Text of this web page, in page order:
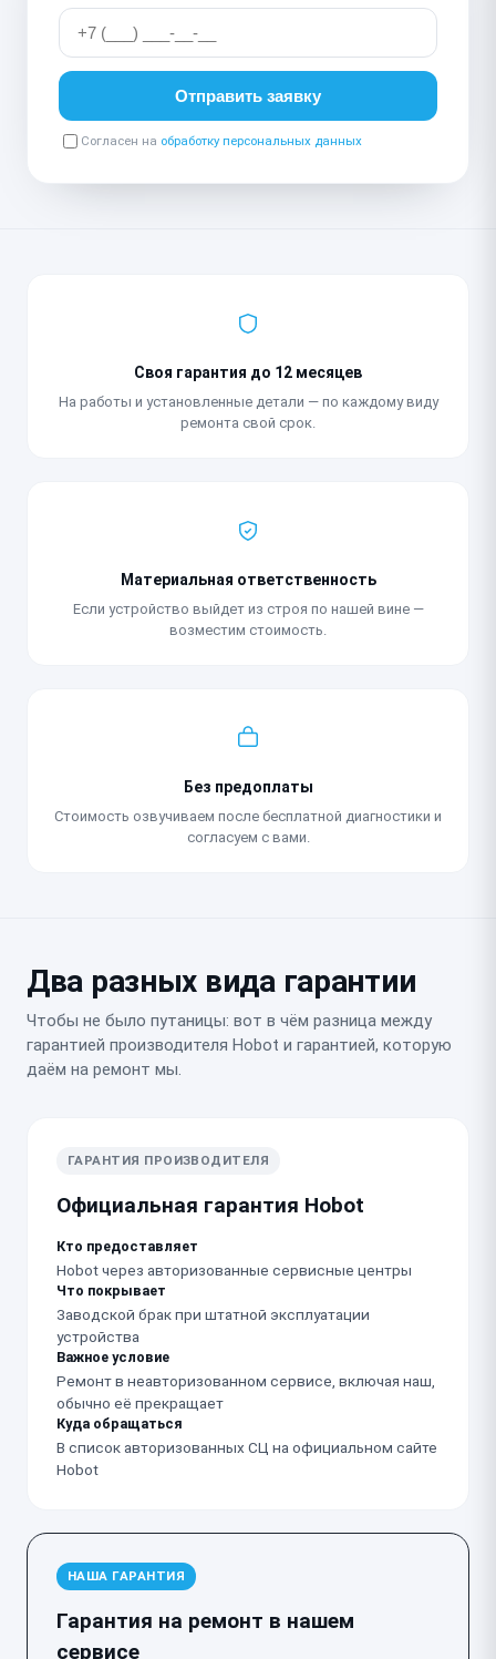
Отправить заявку
Согласен на обработку персональных данных
Своя гарантия до 12 месяцев
На работы и установленные детали — по каждому виду
ремонта свой срок.
Материальная ответственность
Если устройство выйдет из строя по нашей вине —
возместим стоимость.
Без предоплаты
Стоимость озвучиваем после бесплатной диагностики и
согласуем с вами.
Два разных вида гарантии
Чтобы не было путаницы: вот в чём разница между
гарантией производителя Hobot и гарантией, которую
даём на ремонт мы.
ГАРАНТИЯ ПРОИЗВОДИТЕЛЯ
Официальная гарантия Hobot
Кто предоставляет
Hobot через авторизованные сервисные центры
Что покрывает
Заводской брак при штатной эксплуатации
устройства
Важное условие
Ремонт в неавторизованном сервисе, включая наш,
обычно её прекращает
Куда обращаться
В список авторизованных СЦ на официальном сайте
Hobot
НАША ГАРАНТИЯ
Гарантия на ремонт в нашем
сервисе